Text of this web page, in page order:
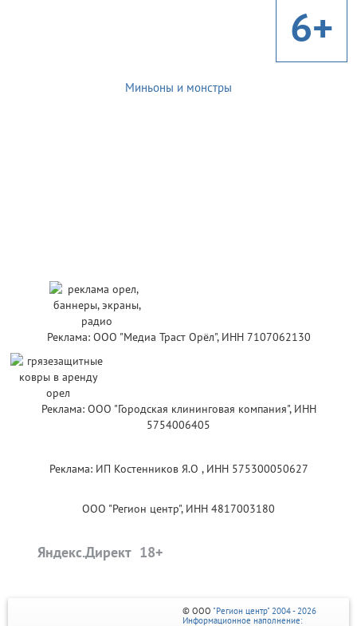
6+
Миньоны и монстры
Реклама: ООО "Медиа Траст Орёл", ИНН 7107062130
Реклама: ООО "Городская клининговая компания", ИНН
5754006405
Реклама: ИП Костенников Я.О , ИНН 575300050627
ООО "Регион центр", ИНН 4817003180
Яндекс.Директ
© ООО "Регион центр" 2004 - 2026
Информационное наполнение: